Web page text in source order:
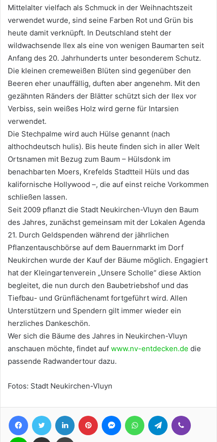
Mittelalter vielfach als Schmuck in der Weihnachtszeit
verwendet wurde, sind seine Farben Rot und Grün bis
heute damit verknüpft. In Deutschland steht der
wildwachsende Ilex als eine von wenigen Baumarten seit
Anfang des 20. Jahrhunderts unter besonderem Schutz.
Die kleinen cremeweißen Blüten sind gegenüber den
Beeren eher unauffällig, duften aber angenehm. Mit den
gezähnten Ränders der Blätter schützt sich der Ilex vor
Verbiss, sein weißes Holz wird gerne für Intarsien
verwendet.
Die Stechpalme wird auch Hülse genannt (nach
althochdeutsch hulis). Bis heute finden sich in aller Welt
Ortsnamen mit Bezug zum Baum – Hülsdonk im
benachbarten Moers, Krefelds Stadtteil Hüls und das
kalifornische Hollywood –, die auf einst reiche Vorkommen
schließen lassen.
Seit 2009 pflanzt die Stadt Neukirchen-Vluyn den Baum
des Jahres, zunächst gemeinsam mit der Lokalen Agenda
21. Durch Geldspenden während der jährlichen
Pflanzentauschbörse auf dem Bauernmarkt im Dorf
Neukirchen wurde der Kauf der Bäume möglich. Engagiert
hat der Kleingartenverein „Unsere Scholle“ diese Aktion
begleitet, die nun durch den Baubetriebshof und das
Tiefbau- und Grünflächenamt fortgeführt wird. Allen
Unterstützern und Spendern gilt immer wieder ein
herzliches Dankeschön.
Wer sich die Bäume des Jahres in Neukirchen-Vluyn
anschauen möchte, findet auf www.nv-entdecken.de die
passende Radwandertour dazu.
Fotos: Stadt Neukirchen-Vluyn
FacebookTwitter LinkedIn Pinterest MessengerWhatsAppTelegram
Line Teile per E-Mail Drucken